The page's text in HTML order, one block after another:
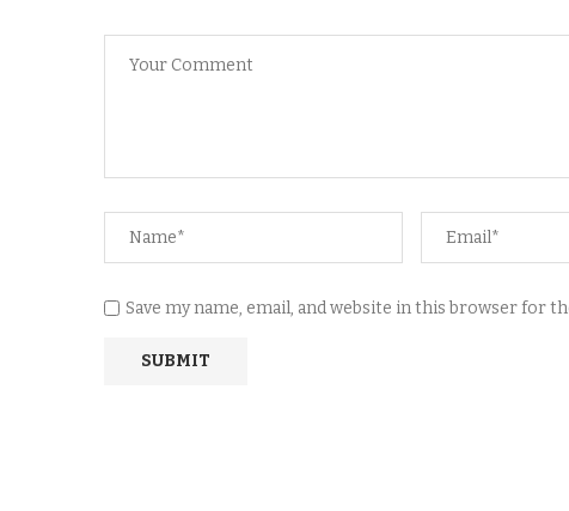
Save my name, email, and website in this browser for